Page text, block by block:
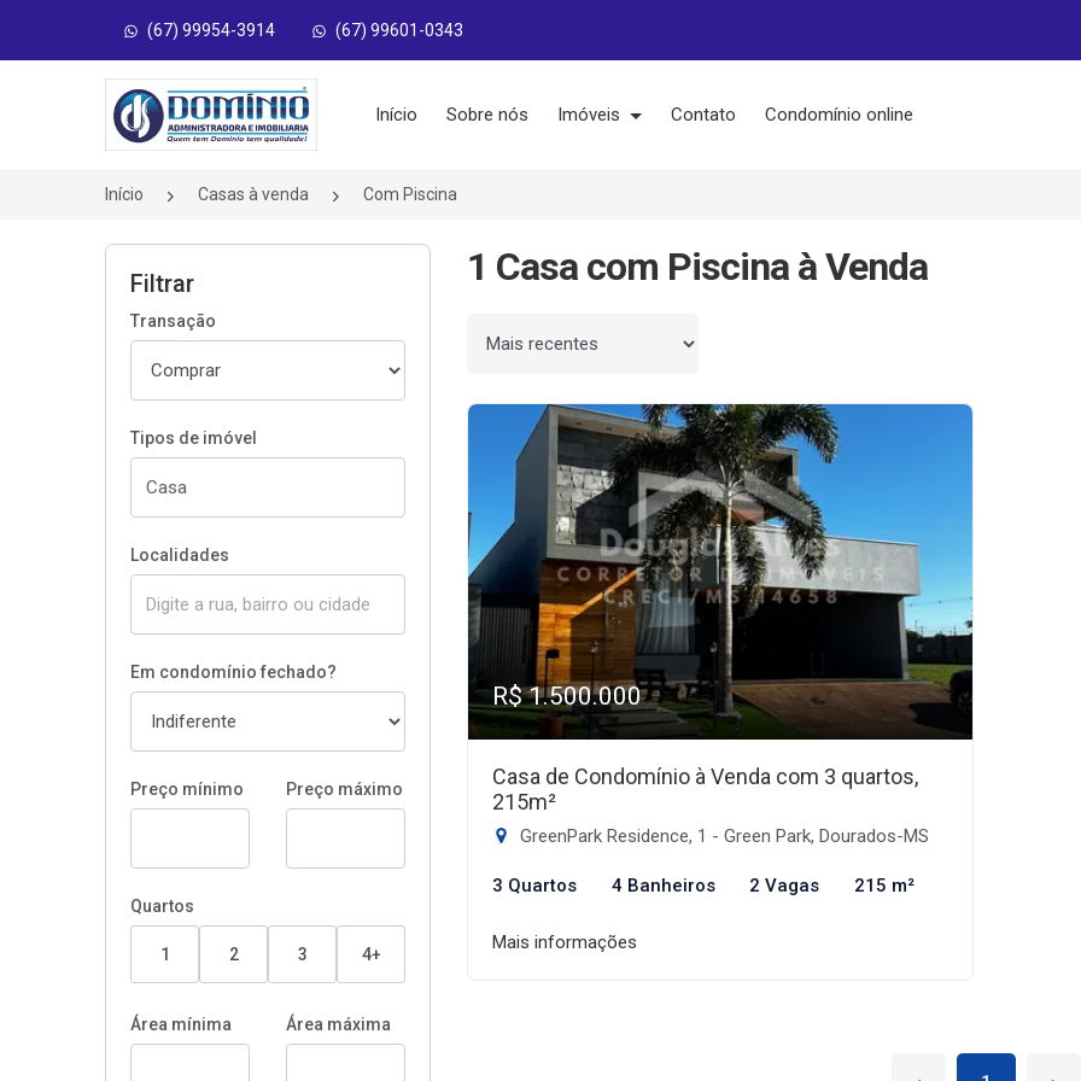
(67) 99954-3914 (67) 99601-0343
Página inicial
Início Sobre nós Imóveis Contato Condomínio online
Início Casas à venda Com Piscina
Filtrar
Transação
Tipos de imóvel
Localidades
Em condomínio fechado?
Preço mínimo Preço máximo
Quartos
1 2 3 4+
Área mínima Área máxima
1 Casa com Piscina à Venda
Ordenar por
R$ 1.500.000
Casa de Condomínio à Venda com 3 quartos,
215m²
GreenPark Residence, 1 - Green Park, Dourados-MS
3 Quartos 4 Banheiros 2 Vagas 215 m²
Mais informações